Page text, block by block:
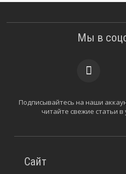
Сайт
Мы в
Подписывайтесь на наши
читайте свежие статьи